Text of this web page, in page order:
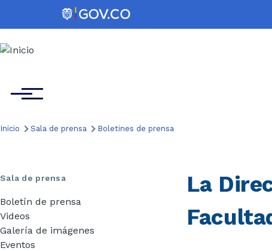
Pasar al contenido principal
Menú
Ruta
navegación
Inicio Sala de prensa Boletines de prensa
Sala de prensa
Boletín de prensa
Videos
Galería de imágenes
Eventos
La